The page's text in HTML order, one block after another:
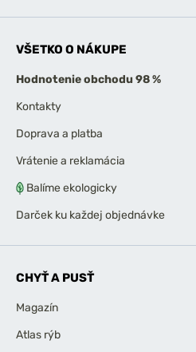
VŠETKO O NÁKUPE
Hodnotenie obchodu 98 %
Kontakty
Doprava a platba
Vrátenie a reklamácia
Balíme ekologicky
Darček ku každej objednávke
CHYŤ A PUSŤ
Magazín
Atlas rýb